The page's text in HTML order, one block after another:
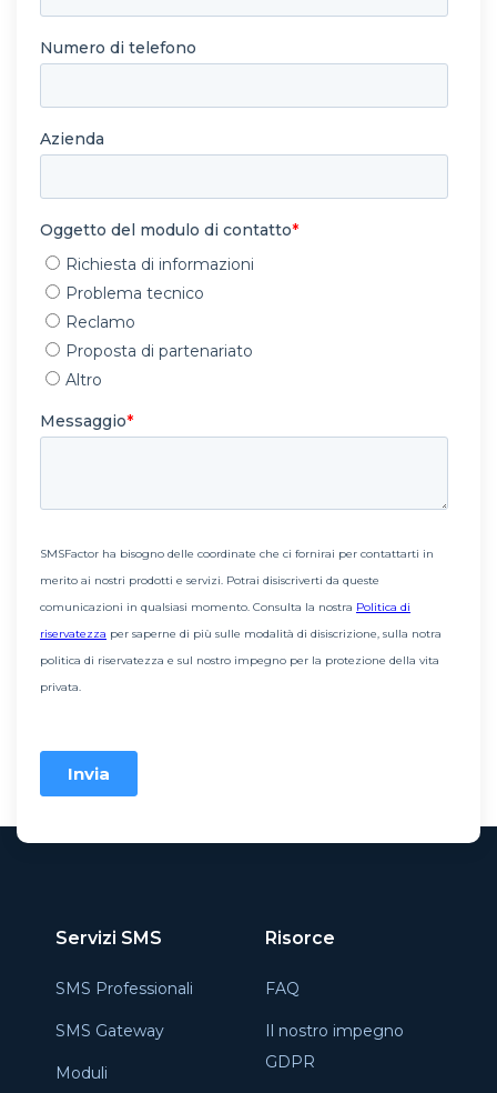
Servizi SMS
SMS Professionali
SMS Gateway
Moduli
Risorce
FAQ
Il nostro impegno
GDPR